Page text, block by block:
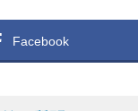
Facebook